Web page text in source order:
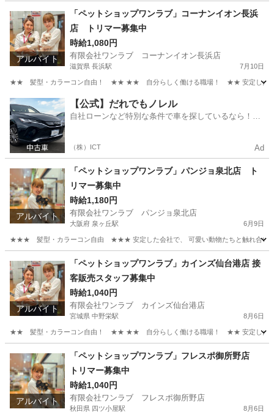
古島駅 スタッフ
アルバイト
「ペットショップワンラブ」コーナンイオン長浜
店 トリマー募集中
時給1,080円
有限会社ワンラブ コーナンイオン長浜店
滋賀県 長浜駅 7月10日
★★ 髪型・カラーコン自由！ ★★ ★★ 自分らしく働ける職場！ ★★ 安定した会社で
滋賀 長浜市 長浜駅 その他 動物
【公式】だれでもノレル
自社ローンなど特別な条件で車を探しているなら！金
（株）ICT Ad
アルバイト
「ペットショップワンラブ」パンジョ泉北店 ト
リマー募集中
時給1,180円
有限会社ワンラブ パンジョ泉北店
大阪府 泉ヶ丘駅 6月9日
★★★ 髪型・カラーコン自由 ★★★ 安定した会社で、 可愛い動物たちと触れ合いな
泉ヶ丘駅 動物
アルバイト
「ペットショップワンラブ」カインズ仙台港店 接
客販売スタッフ募集中
時給1,040円
有限会社ワンラブ カインズ仙台港店
宮城県 中野栄駅 8月6日
★★ 髪型・カラーコン自由！ ★★ ★★ 自分らしく働ける職場！ ★★ 安定した会社で
中野栄駅 その他 スタッフ
アルバイト
「ペットショップワンラブ」フレスポ御所野店
トリマー募集中
時給1,040円
有限会社ワンラブ フレスポ御所野店
秋田県 四ツ小屋駅 8月6日